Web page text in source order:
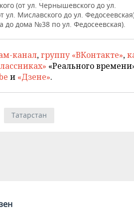
(от ул. Чернышевского до ул.
ул. Миславского до ул.
до дома №38 по ул. Федосеевская).
канал,группу «ВКонтакте»,
«Реального
и «Дзене».
Татарстан